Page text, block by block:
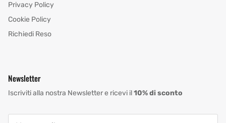
Privacy Policy
Cookie Policy
Richiedi Reso
Newsletter
Iscriviti alla nostra Newsletter e ricevi il10% di sconto